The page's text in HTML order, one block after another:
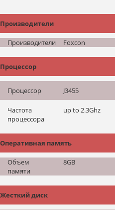
Производители
Производители Foxcon
Процессор
Процессор J3455
Частота
процессора
up to 2.3Ghz
Оперативная память
Объем
памяти
8GB
Жесткий диск